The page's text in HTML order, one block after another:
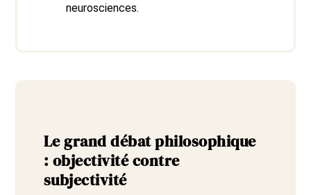
neurosciences.
Le grand débat philosophique
: objectivité contre
subjectivité